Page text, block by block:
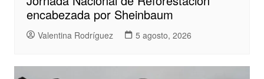
encabezada por Sheinbaum
Valentina Rodríguez 5 agosto, 2026